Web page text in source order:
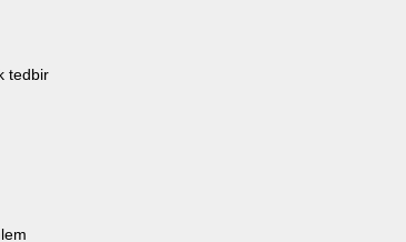
tedbir